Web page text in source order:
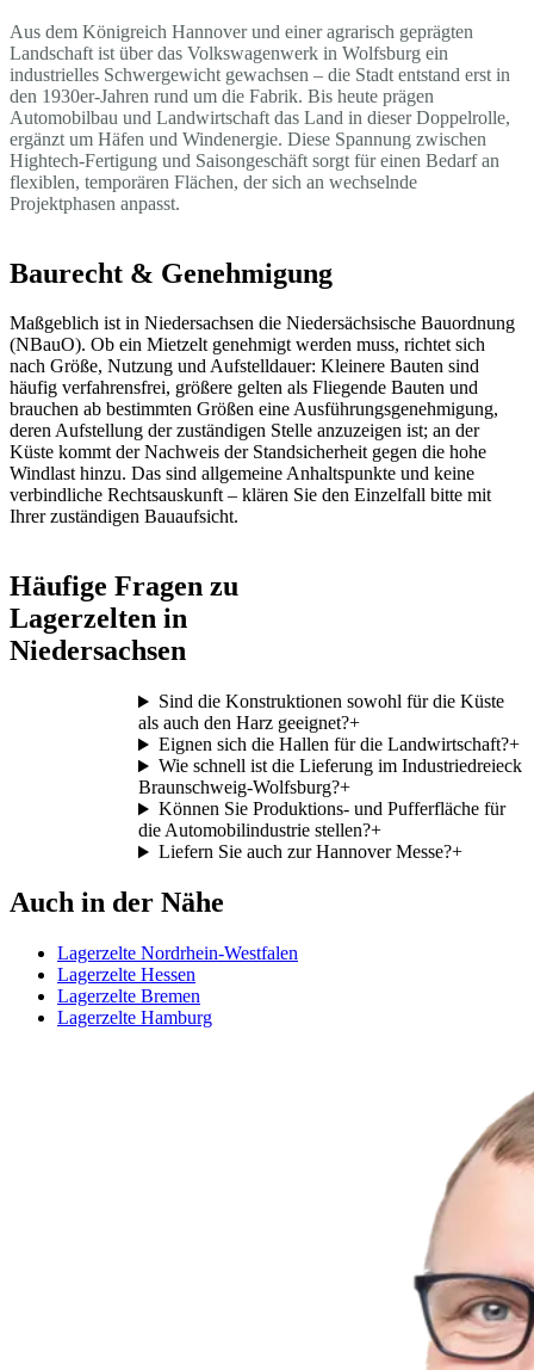
Aus dem Königreich Hannover und einer agrarisch geprägten
Landschaft ist über das Volkswagenwerk in Wolfsburg ein
industrielles Schwergewicht gewachsen – die Stadt entstand erst in
den 1930er-Jahren rund um die Fabrik. Bis heute prägen
Automobilbau und Landwirtschaft das Land in dieser Doppelrolle,
ergänzt um Häfen und Windenergie. Diese Spannung zwischen
Hightech-Fertigung und Saisongeschäft sorgt für einen Bedarf an
flexiblen, temporären Flächen, der sich an wechselnde
Projektphasen anpasst.
Baurecht & Genehmigung
Maßgeblich ist in Niedersachsen die Niedersächsische Bauordnung
(NBauO). Ob ein Mietzelt genehmigt werden muss, richtet sich
nach Größe, Nutzung und Aufstelldauer: Kleinere Bauten sind
häufig verfahrensfrei, größere gelten als Fliegende Bauten und
brauchen ab bestimmten Größen eine Ausführungsgenehmigung,
deren Aufstellung der zuständigen Stelle anzuzeigen ist; an der
Küste kommt der Nachweis der Standsicherheit gegen die hohe
Windlast hinzu. Das sind allgemeine Anhaltspunkte und keine
verbindliche Rechtsauskunft – klären Sie den Einzelfall bitte mit
Ihrer zuständigen Bauaufsicht.
Häufige Fragen zu
Lagerzelten in
Niedersachsen
Sind die Konstruktionen sowohl für die Küste
als auch den Harz geeignet?+
Eignen sich die Hallen für die Landwirtschaft?+
Wie schnell ist die Lieferung im Industriedreieck
Braunschweig-Wolfsburg?+
Können Sie Produktions- und Pufferfläche für
die Automobilindustrie stellen?+
Liefern Sie auch zur Hannover Messe?+
Auch in der Nähe
Lagerzelte Nordrhein-Westfalen
Lagerzelte Hessen
Lagerzelte Bremen
Lagerzelte Hamburg